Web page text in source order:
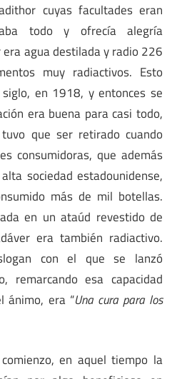
cuyas facultades eran
todo y ofrecía alegría
agua destilada y radio 226
muy radiactivos. Esto
en 1918, y entonces se
era buena para casi todo,
que ser retirado cuando
consumidoras, que además
sociedad estadounidense,
más de mil botellas.
en un ataúd revestido de
era también radiactivo.
con el que se lanzó
remarcando esa capacidad
ánimo, era “Una cura para los
en aquel tiempo la